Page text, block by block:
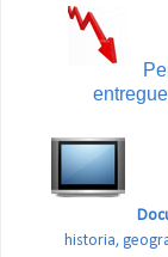
historia,